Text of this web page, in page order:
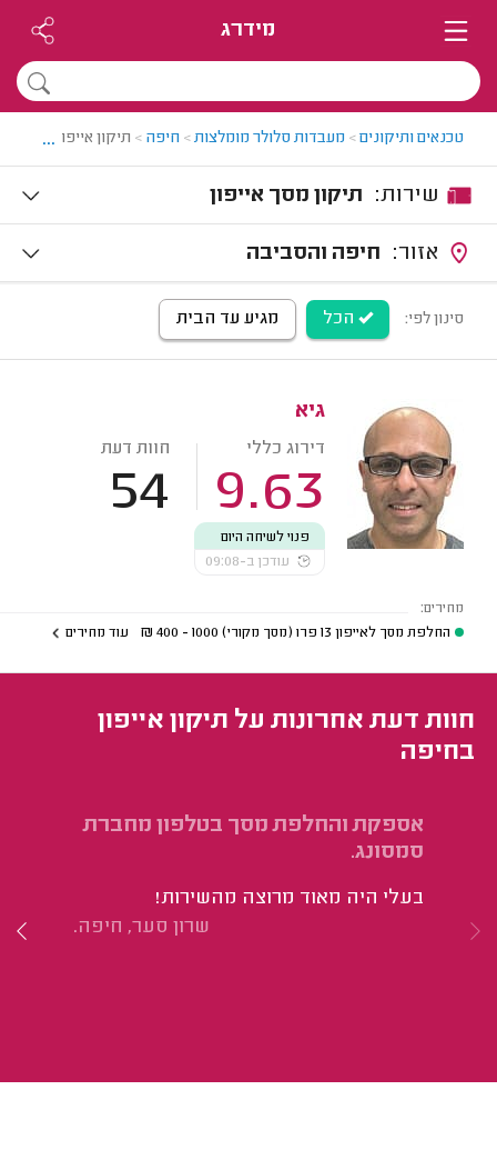
מידרג
טכנאים ותיקונים> מעבדות סלולר מומלצות> חיפה > תיקון אייפון בחיפה
...
תיקון מסך אייפון
חיפה והסביבה
סינון לפי: הכל מגיע עד הבית
גיא
דירוג כללי
9.63
חוות דעת
54
פנוי לשיחה היום
עודכן ב-09:08
מחירים:
החלפת מסך לאייפון 13 פרו (מסך מקורי)
1000 - 400
₪ עוד מחירים
חוות דעת אחרונות על תיקון אייפון
בחיפה
אספקת והחלפת מסך בטלפון מחברת
סמסונג.
בעלי היה מאוד מרוצה מהשירות!
שרון סער, חיפה.